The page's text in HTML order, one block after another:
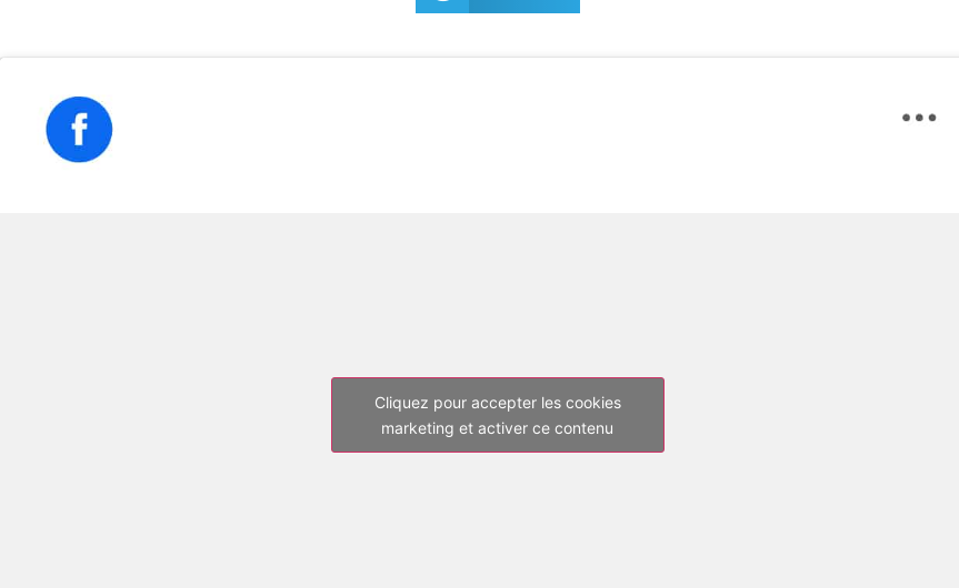
Cliquez pour accepter les cookies
marketing et activer ce contenu